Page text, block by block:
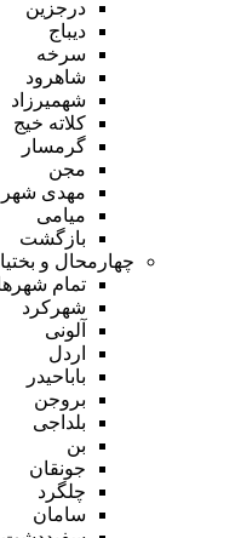
درجزین
دیباج
سرخه
شاهرود
شهمیرزاد
کلاته خیج
گرمسار
مجن
مهدی شهر
میامی
بازگشت
چهارمحال و
تمام
شهرکرد
آلونی
اردل
باباحیدر
بروجن
بلداجی
بن
جونقان
چلگرد
سامان